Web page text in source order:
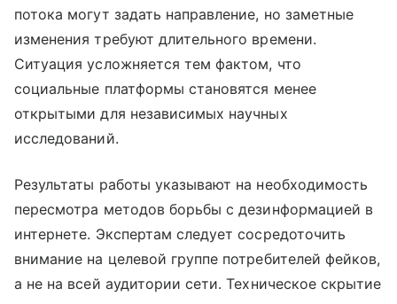
потока могут задать направление, но заметные
изменения требуют длительного времени.
Ситуация усложняется тем фактом, что
социальные платформы становятся менее
открытыми для независимых научных
исследований.
Результаты работы указывают на необходимость
пересмотра методов борьбы с дезинформацией в
интернете. Экспертам следует сосредоточить
внимание на целевой группе потребителей фейков,
а не на всей аудитории сети. Техническое скрытие